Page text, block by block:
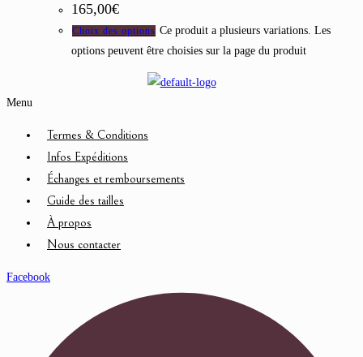
165,00€
Choix des options Ce produit a plusieurs variations. Les
options peuvent être choisies sur la page du produit
Menu
Termes & Conditions
Infos Expéditions
Échanges et remboursements
Guide des tailles
À propos
Nous contacter
Facebook